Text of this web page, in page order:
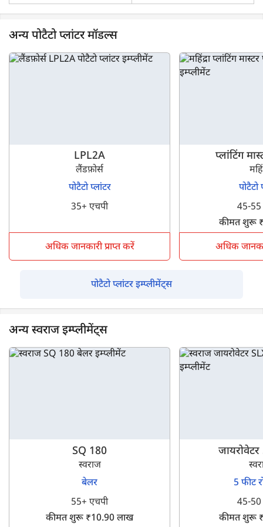
प्लेटफ़ॉर्म पर इम्प्लीमेंट वीडियो भी देख सकते हैं।
अन्य पोटैटो प्लांटर मॉडल्स
LPL2A
लैंडफ़ोर्स
पोटैटो प्लांटर
35+ एचपी
अधिक जानकारी प्राप्त करें
प्लांटिंग
पोटैटो
45-55
कीमत शुरू
अधिक
पोटैटो प्लांटर इम्प्लीमेंट्स
अन्य स्वराज इम्प्लीमेंट्स
SQ 180
स्वराज
बेलर
55+ एचपी
कीमत शुरू ₹10.90 लाख
5 फीट
45-50
कीमत शुरू